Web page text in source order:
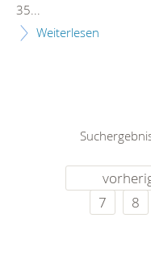
35...
Weiterlesen
7
8